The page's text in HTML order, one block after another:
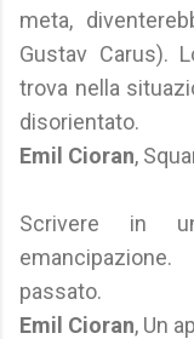
meta,
Gustav Carus).
trova nella
disorientato.
Emil Cioran,
Scrivere in
passato.
Emil Cioran, Un